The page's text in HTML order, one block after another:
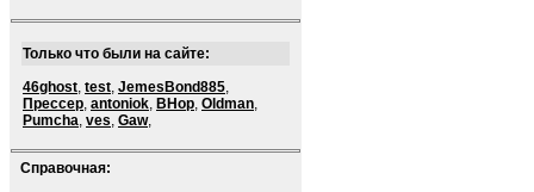
Только что были на сайте:
46ghost, test, JemesBond885,
Прессер, antoniok, BHop, Oldman,
Pumcha, ves, Gaw,
Справочная: